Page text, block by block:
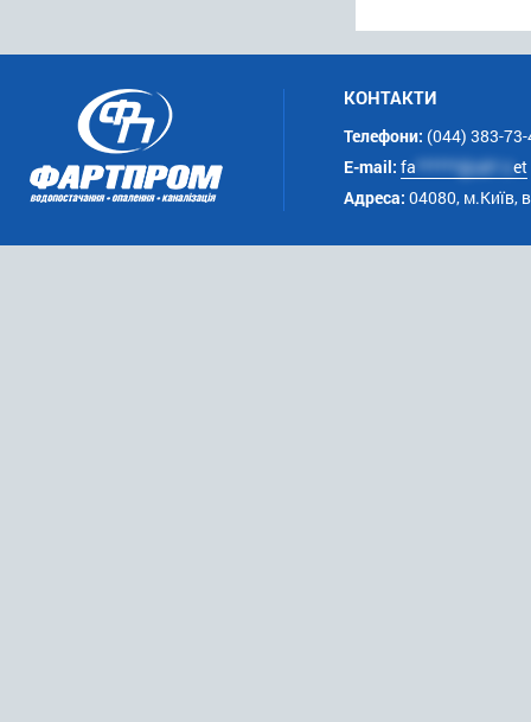
КОНТАКТИ
Телефони: (044) 383-
E-mail: fa ******@uk*.net
Адреса: 04080, м.Київ,